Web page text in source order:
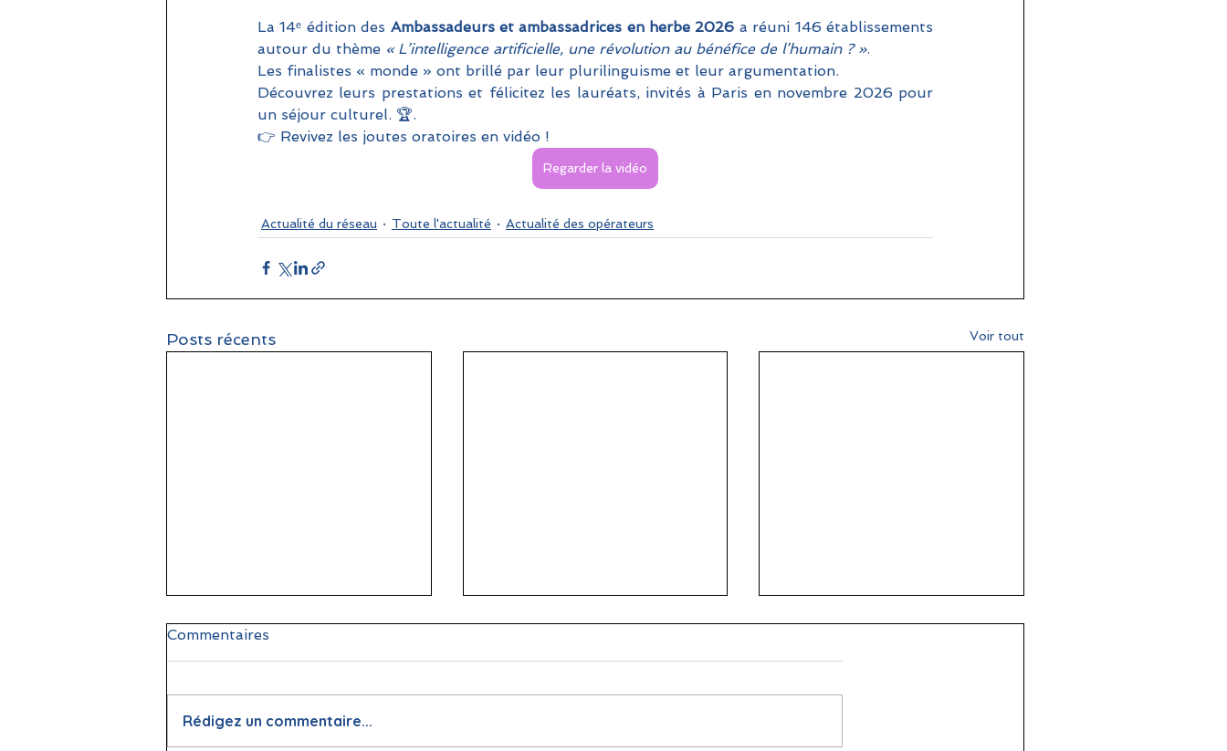
La 14ᵉ édition des Ambassadeurs et ambassadrices en herbe 2026 a réuni 146 établissements
autour du thème « L’intelligence artificielle, une révolution au bénéfice de l’humain ? ».
Les finalistes « monde » ont brillé par leur plurilinguisme et leur argumentation.
Découvrez leurs prestations et félicitez les lauréats, invités à Paris en novembre 2026 pour
un séjour culturel. 🏆.
👉 Revivez les joutes oratoires en vidéo !
Regarder la vidéo
Actualité du réseau Toute l'actualité Actualité des opérateurs
Posts récents Voir tout
Commentaires
Rédigez un commentaire...